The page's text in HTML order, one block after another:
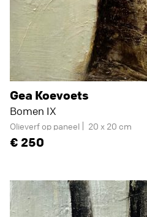
Gea Koevoets
Bomen IX
Olieverf op paneel 20 x 20 cm
250